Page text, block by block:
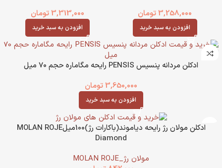
3,258,000تومان
افزودن به سبد خرید
3,313,000تومان
افزودن به سبد خرید
ادکلن مردانه پنسیس PENSIS رایحه مگاماره حجم 70 میل
3,650,000تومان
افزودن به سبد خرید
ادکلن مولان رژ رایحه دیاموند(باکارات رژ)100میلMOLAN ROJE
Diamond
مولان رژ_MOLAN ROJE